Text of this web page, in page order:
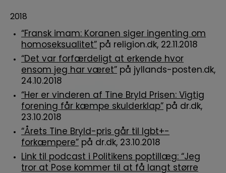
2018
“Fransk imam: Koranen siger ingenting om
homoseksualitet” på religion.dk, 22.11.2018
“Det var forfærdeligt at erkende hvor
ensom jeg har været” på jyllands-posten.dk,
24.10.2018
“Her er vinderen af Tine Bryld Prisen: Vigtig
forening får kæmpe skulderklap” på dr.dk,
23.10.2018
“Årets Tine Bryld-pris går til lgbt+-
forkæmpere” på dr.dk, 23.10.2018
Link til podcast i Politikens poptillæg: “Jeg
tror at Pose kommer til at få langt større